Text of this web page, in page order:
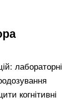
лабораторні
когнітивні